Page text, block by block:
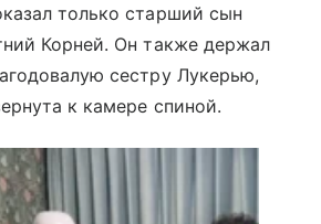
только старший сын
Корней. Он также держал
сестру Лукерью,
к камере спиной.